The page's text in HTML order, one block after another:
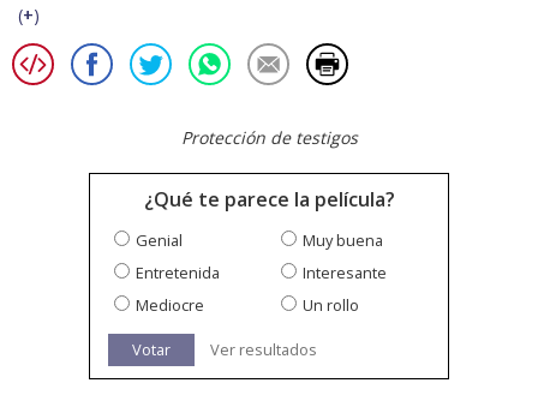
(+)
Protección de testigos
¿Qué te parece la película?
Genial
Muy buena
Entretenida
Interesante
Mediocre
Un rollo
Votar Ver resultados